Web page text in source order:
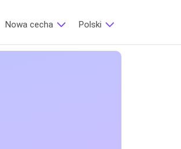
Nowa cecha Polski‎